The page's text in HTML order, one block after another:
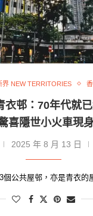
界 NEW TERRITORIES
衣邨：70年代就
喜隱世小火車現
2025 年 8 月 13 日
個公共屋邨，亦是青衣的